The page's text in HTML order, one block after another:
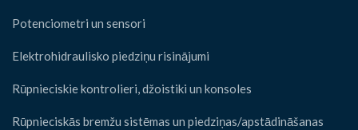
Potenciometri un sensori
Elektrohidraulisko piedziņu risinājumi
Rūpnieciskie kontrolieri, džoistiki un konsoles
Rūpnieciskās bremžu sistēmas un piedziņas/apstādināšanas